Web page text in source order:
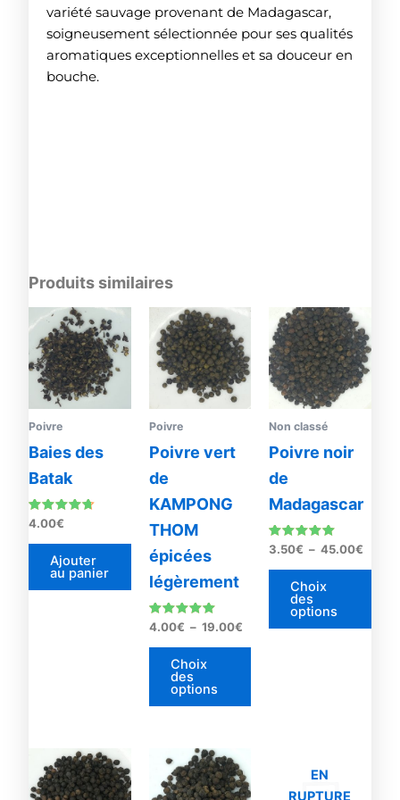
variété sauvage provenant de Madagascar,
soigneusement sélectionnée pour ses qualités
aromatiques exceptionnelles et sa douceur en
bouche.
Produits similaires
Poivre
Baies des
Batak
Note
4.50
sur 5
4.00€
Ajouter
au panier
Poivre
Poivre vert
de
KAMPONG
THOM
épicées
légèrement
Note
5.00
sur 5
4.00€ – 19.00€
Plage
prix :
4.00€
à
19.00€
Choix
des
options
Ce
produit
a
plusieurs
variations.
Les
options
être
choisies
sur
page
produit
Non classé
Poivre noir
de
Madagascar
Note
4.90
sur 5
3.50€ – 45.00€
de
prix :
3.50€
à
Choix
des
options
EN
RUPTURE